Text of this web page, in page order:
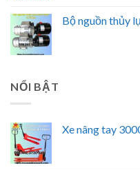
Bộ nguồn thủy
NỔI BẬT
Xe nâng tay